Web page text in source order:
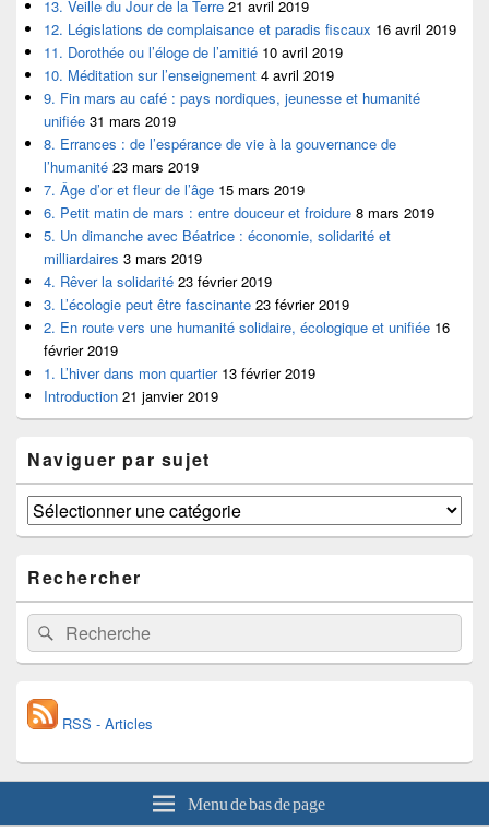
13. Veille du Jour de la Terre 21 avril 2019
12. Législations de complaisance et paradis fiscaux 16 avril 2019
11. Dorothée ou l’éloge de l’amitié 10 avril 2019
10. Méditation sur l’enseignement 4 avril 2019
9. Fin mars au café : pays nordiques, jeunesse et humanité
unifiée 31 mars 2019
8. Errances : de l’espérance de vie à la gouvernance de
l’humanité 23 mars 2019
7. Âge d’or et fleur de l’âge 15 mars 2019
6. Petit matin de mars : entre douceur et froidure 8 mars 2019
5. Un dimanche avec Béatrice : économie, solidarité et
milliardaires 3 mars 2019
4. Rêver la solidarité 23 février 2019
3. L’écologie peut être fascinante 23 février 2019
2. En route vers une humanité solidaire, écologique et unifiée 16
février 2019
1. L’hiver dans mon quartier 13 février 2019
Introduction 21 janvier 2019
Naviguer par sujet
Naviguer
par
Rechercher
Recherche :Recherche
RSS - Articles
Menu de bas de page